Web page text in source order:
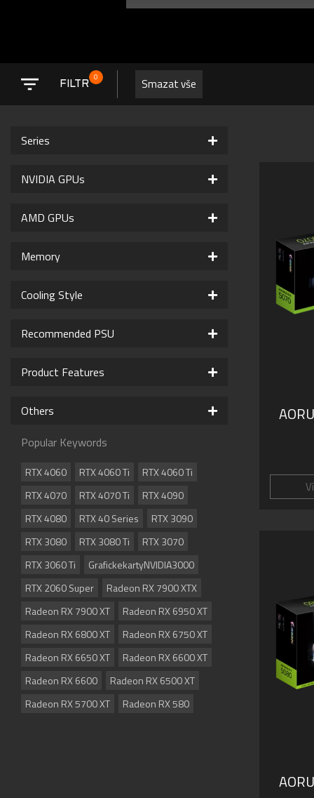
FILTR
0 Smazat vše
Series
NVIDIA GPUs
AMD GPUs
Memory
Cooling Style
Recommended PSU
Product Features
Others
Popular Keywords
RTX 4060 RTX 4060 Ti
RTX 4060 Ti
RTX 4070
RTX 4070 Ti
RTX 4090
RTX 4080
RTX 40 Series
RTX 3090
RTX 3080
RTX 3080 Ti
RTX 3070
RTX 3060 Ti
GrafickekartyNVIDIA3000
RTX 2060 Super
Radeon RX 7900 XTX
Radeon RX 7900 XT
Radeon RX 6950 XT
Radeon RX 6800 XT
Radeon RX 6750 XT
Radeon RX 6650 XT
Radeon RX 6600 XT
Radeon RX 6600
Radeon RX 6500 XT
Radeon RX 5700 XT
Radeon RX 580